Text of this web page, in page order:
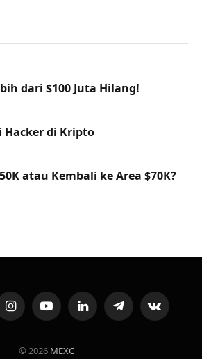
dari $100 Juta Hilang!
Hacker di Kripto
atau Kembali ke Area $70K?
InstagramYouTubeLinkedInTelegramVKontakte
© 2026 MEXC